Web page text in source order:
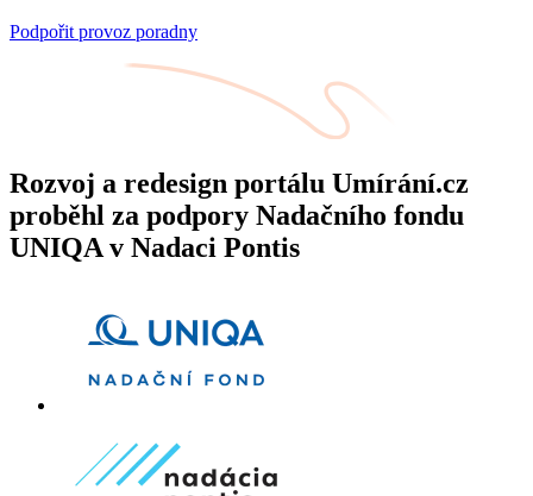
Podpořit provoz poradny
Rozvoj a redesign portálu Umírání.cz
proběhl za podpory Nadačního fondu
UNIQA v Nadaci Pontis